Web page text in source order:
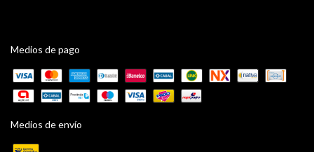
Medios de pago
Medios de envío